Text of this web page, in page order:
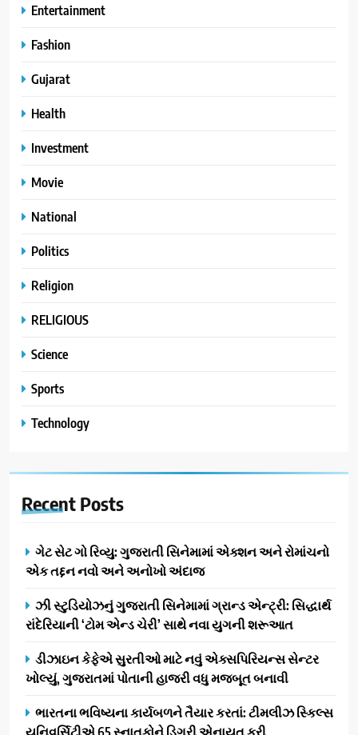
Entertainment
Fashion
Gujarat
Health
Investment
Movie
National
Politics
Religion
RELIGIOUS
Science
Sports
Technology
Recent Posts
ગેટ સેટ ગો રિવ્યુ: ગુજરાતી સિનેમામાં એક્શન અને રોમાંચનો
એક તદ્દન નવો અને અનોખો અંદાજ
ઝી સ્ટુડિયોઝનું ગુજરાતી સિનેમામાં ગ્રાન્ડ એન્ટ્રી: સિદ્ધાર્થ
રાંદેરિયાની ‘ટોમ એન્ડ ચેરી’ સાથે નવા યુગની શરૂઆત
ડીઝાઇન કેફેએ સુરતીઓ માટે નવું એક્સપિરિયન્સ સેન્ટર
ખોલ્યું, ગુજરાતમાં પોતાની હાજરી વધુ મજબૂત બનાવી
ભારતના ભવિષ્યના કાર્યબળને તૈયાર કરતાં: ટીમલીઝ સ્કિલ્સ
યુનિવર્સિટીએ 65 સ્નાતકોને ડિગ્રી એનાયત કરી